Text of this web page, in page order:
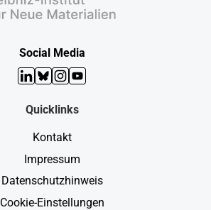
Social Media
LinkedIn
Bluesky
Instagram
YouTube
Quicklinks
Kontakt
Impressum
Datenschutzhinweis
Cookie-Einstellungen